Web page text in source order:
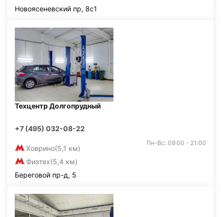
Новоясеневский пр, 8с1
Техцентр Долгопрудный
+7 (495) 032-08-22
Ховрино(5,1 км)
Физтех(5,4 км)
Пн-Вс: 09:00 - 21:00
Береговой пр-д, 5